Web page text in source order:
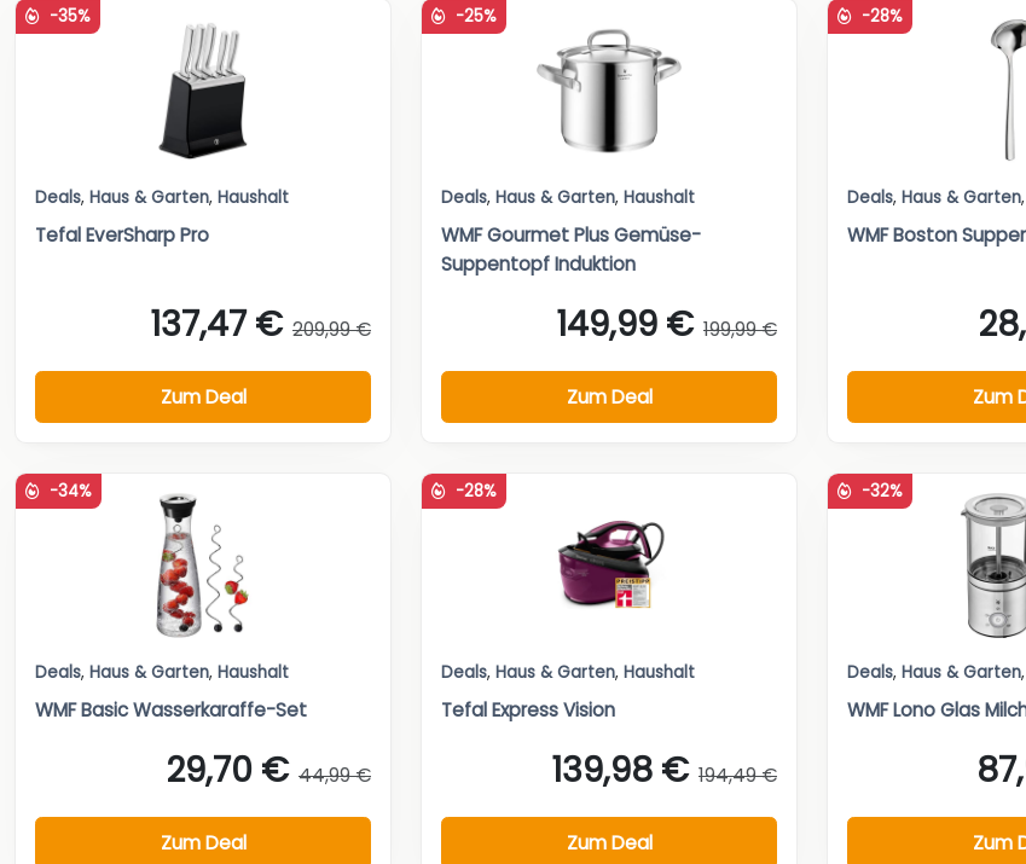
-35%
Deals, Haus & Garten, Haushalt
Tefal EverSharp Pro
137,47 € 209,99 €
Zum Deal
-25%
Deals, Haus & Garten, Haushalt
WMF Gourmet Plus Gemüse-
Suppentopf Induktion
149,99 € 199,99 €
Zum Deal
-28%
Deals, Haus & Garten,
WMF Boston
Zum
-34%
Deals, Haus & Garten, Haushalt
WMF Basic Wasserkaraffe-Set
29,70 € 44,99 €
Zum Deal
-28%
Deals, Haus & Garten, Haushalt
Tefal Express Vision
139,98 € 194,49 €
Zum Deal
-32%
Deals, Haus & Garten,
WMF Lono Glas
Zum